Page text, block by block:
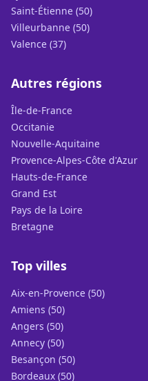
Saint-Étienne (50)
Villeurbanne (50)
Valence (37)
Autres régions
Île-de-France
Occitanie
Nouvelle-Aquitaine
Provence-Alpes-Côte d'Azur
Hauts-de-France
Grand Est
Pays de la Loire
Bretagne
Top villes
Aix-en-Provence (50)
Amiens (50)
Angers (50)
Annecy (50)
Besançon (50)
Bordeaux (50)